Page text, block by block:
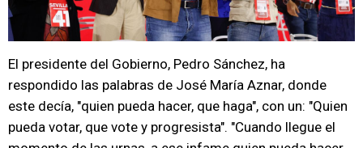
El presidente del Gobierno, Pedro Sánchez, ha
respondido las palabras de José María Aznar, donde
este decía, "quien pueda hacer, que haga", con un: "Quien
pueda votar, que vote y progresista". "Cuando llegue el